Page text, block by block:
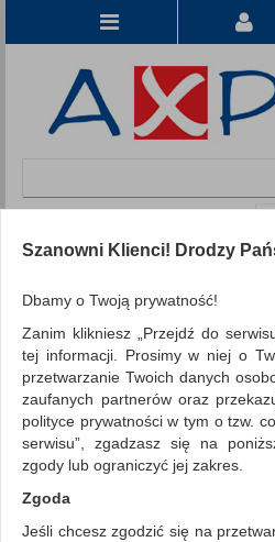
WSZYSTKIE KATEGORIE
FILTRY
REKLAMA
AKTUALNOŚCI
Urządzenia i maszyny
Szanowni Klienci! Drodzy
Dbamy o Twoją prywatność!
Zanim klikniesz „Przejdź do
tej informacji. Prosimy w niej o
przetwarzanie Twoich danych
zaufanych partnerów oraz
polityce prywatności w tym o tzw.
serwisu”, zgadzasz się na
zgody lub ograniczyć jej zakres.
Zgoda
Jeśli chcesz zgodzić się na